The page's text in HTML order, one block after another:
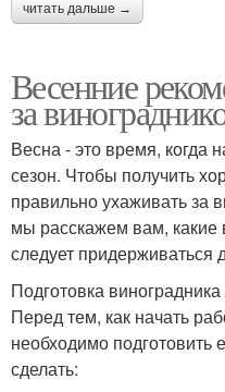
читать дальше →
Весенние
за
Весна - это время, когда
сезон. Чтобы получить
правильно ухаживать за
мы расскажем вам, какие
следует придерживаться
Подготовка
Перед тем, как начать
необходимо подготовить
сделать: